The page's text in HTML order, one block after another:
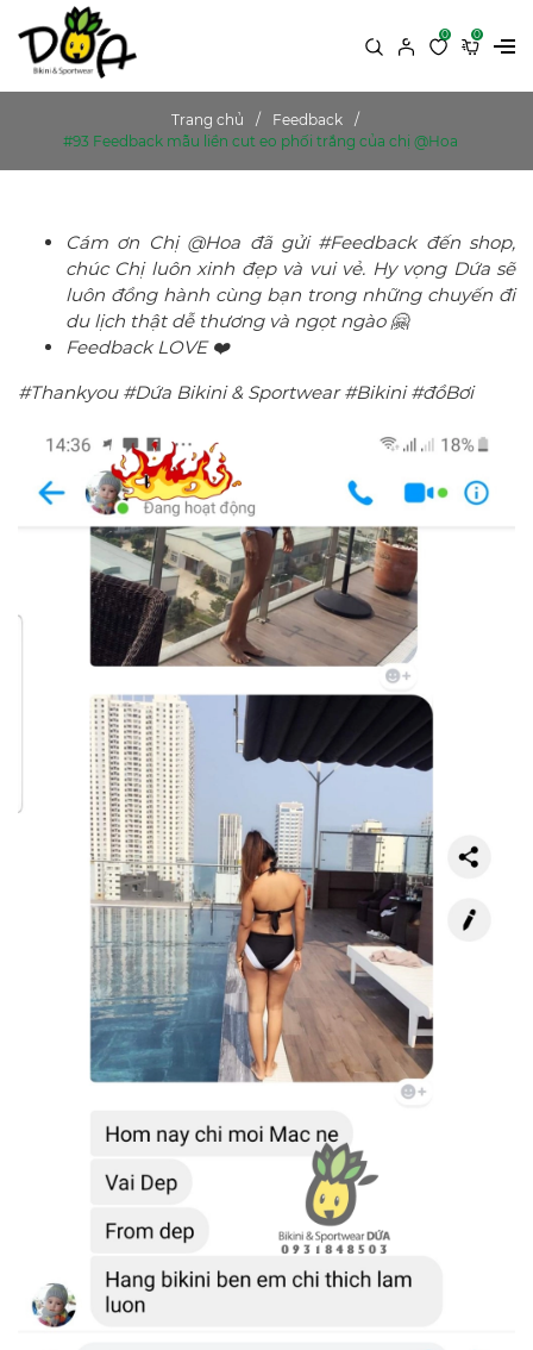
0 0
Trang chủ
Feedback
#93 Feedback mẫu liền cut eo phối trắng của chị @Hoa
Cám ơn Chị @Hoa đã gửi #Feedback đến shop,
chúc Chị luôn xinh đẹp và vui vẻ. Hy vọng Dứa sẽ
luôn đồng hành cùng bạn trong những chuyến đi
du lịch thật dễ thương và ngọt ngào 🤗
Feedback LOVE ❤️
#Thankyou #Dứa Bikini & Sportwear #Bikini #đồBơi